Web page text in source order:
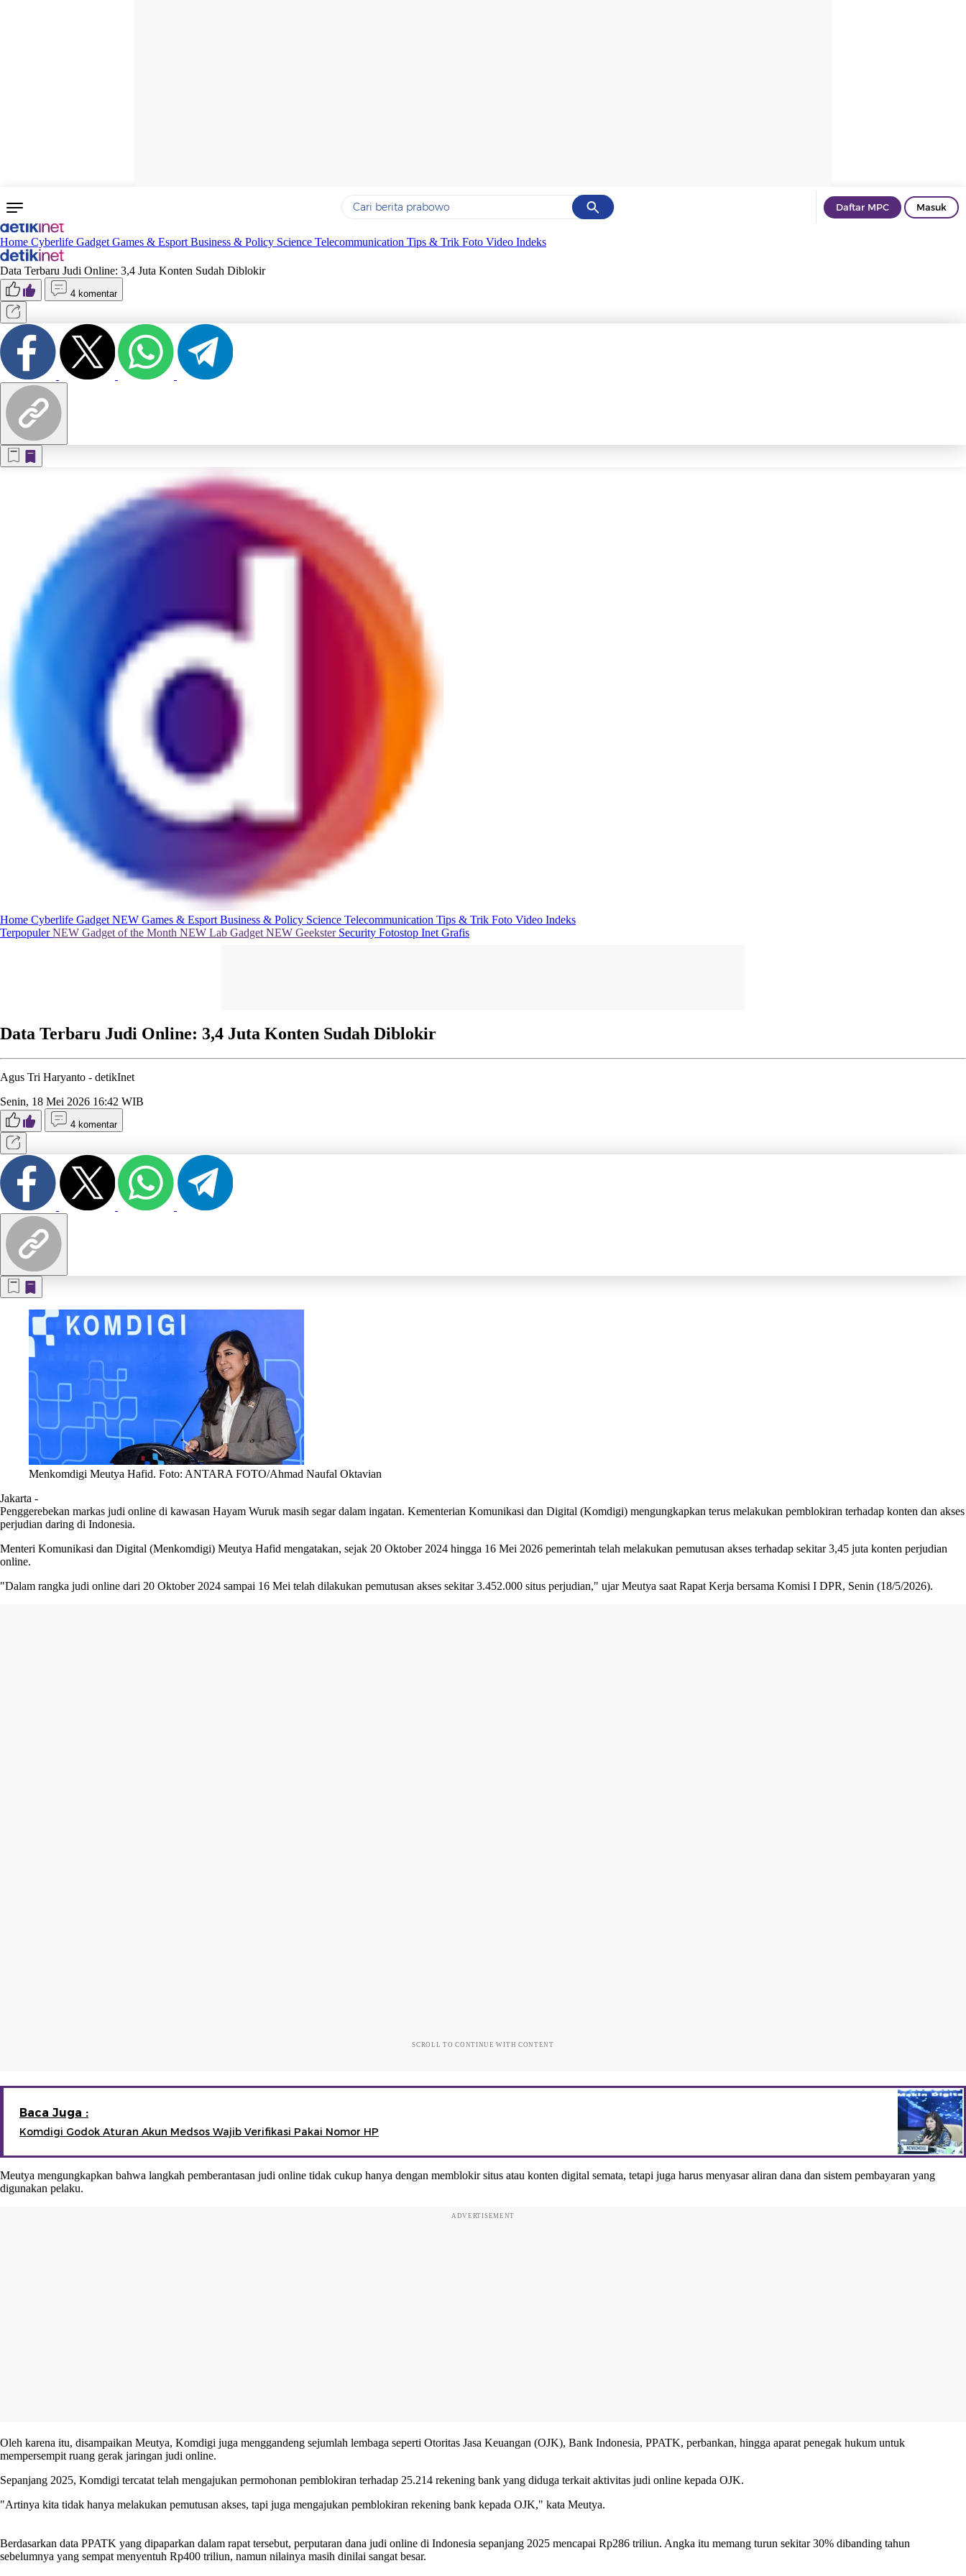
Cancel
Yang sedang ramai dicari
Terakhir yang dicari
Daftar MPC Masuk
Home Cyberlife Gadget Games & Esport Business & Policy Science Telecommunication Tips & Trik Foto Video Indeks
Data Terbaru Judi Online: 3,4 Juta Konten Sudah Diblokir
4 komentar
Home Cyberlife Gadget NEW Games & Esport Business & Policy Science Telecommunication Tips & Trik Foto Video Indeks
TerpopulerNEW Gadget of the Month NEW Lab Gadget NEW Geekster Security Fotostop Inet Grafis
Data Terbaru Judi Online: 3,4 Juta Konten Sudah Diblokir
Agus Tri Haryanto - detikInet
Senin, 18 Mei 2026 16:42 WIB
4 komentar
Menkomdigi Meutya Hafid. Foto: ANTARA FOTO/Ahmad Naufal Oktavian
Jakarta -
Penggerebekan markas judi online di kawasan Hayam Wuruk masih segar dalam ingatan. Kementerian Komunikasi dan Digital (Komdigi) mengungkapkan terus melakukan pemblokiran terhadap konten dan akses
perjudian daring di Indonesia.
Menteri Komunikasi dan Digital (Menkomdigi) Meutya Hafid mengatakan, sejak 20 Oktober 2024 hingga 16 Mei 2026 pemerintah telah melakukan pemutusan akses terhadap sekitar 3,45 juta konten perjudian
online.
"Dalam rangka judi online dari 20 Oktober 2024 sampai 16 Mei telah dilakukan pemutusan akses sekitar 3.452.000 situs perjudian," ujar Meutya saat Rapat Kerja bersama Komisi I DPR, Senin (18/5/2026).
SCROLL TO CONTINUE WITH CONTENT
Baca Juga :
Komdigi Godok Aturan Akun Medsos Wajib Verifikasi Pakai Nomor HP
Meutya mengungkapkan bahwa langkah pemberantasan judi online tidak cukup hanya dengan memblokir situs atau konten digital semata, tetapi juga harus menyasar aliran dana dan sistem pembayaran yang
digunakan pelaku.
ADVERTISEMENT
Oleh karena itu, disampaikan Meutya, Komdigi juga menggandeng sejumlah lembaga seperti Otoritas Jasa Keuangan (OJK), Bank Indonesia, PPATK, perbankan, hingga aparat penegak hukum untuk
mempersempit ruang gerak jaringan judi online.
Sepanjang 2025, Komdigi tercatat telah mengajukan permohonan pemblokiran terhadap 25.214 rekening bank yang diduga terkait aktivitas judi online kepada OJK.
"Artinya kita tidak hanya melakukan pemutusan akses, tapi juga mengajukan pemblokiran rekening bank kepada OJK," kata Meutya.
Berdasarkan data PPATK yang dipaparkan dalam rapat tersebut, perputaran dana judi online di Indonesia sepanjang 2025 mencapai Rp286 triliun. Angka itu memang turun sekitar 30% dibanding tahun
sebelumnya yang sempat menyentuh Rp400 triliun, namun nilainya masih dinilai sangat besar.